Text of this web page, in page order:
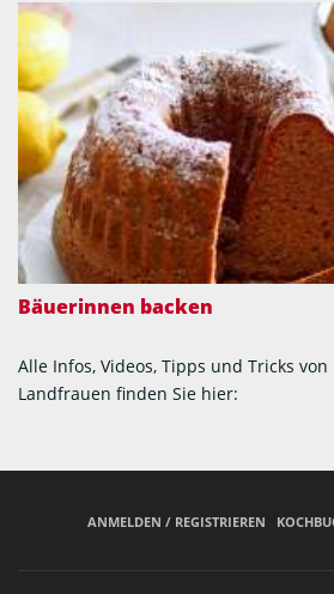
Bäuerinnen backen
Alle Infos, Videos, Tipps und Tricks
Landfrauen finden Sie hier:
ANMELDEN / REGISTRIEREN